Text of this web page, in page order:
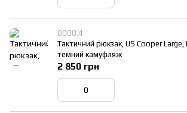
8008.4
Тактичний рюкзак, US Cooper
темний камуфляж
2 850 грн